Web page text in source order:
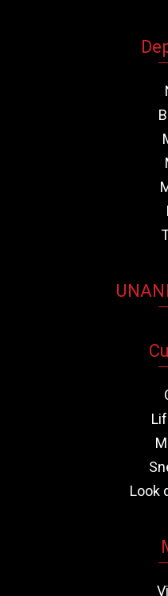
Look